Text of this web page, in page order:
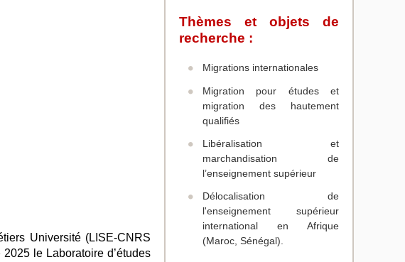
Université (LISE-CNRS
2025 le Laboratoire d’études
Thèmes et objets de
recherche :
Migrations internationales
Migration pour études et
migration des hautement
qualifiés
Libéralisation et
marchandisation de
l’enseignement supérieur
Délocalisation de
l'enseignement supérieur
international en Afrique
(Maroc, Sénégal).